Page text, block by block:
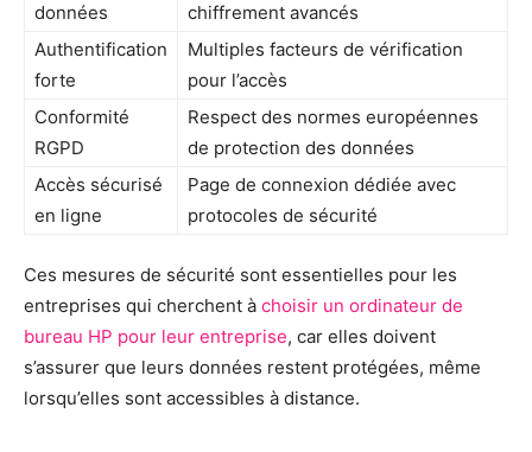
données
chiffrement avancés
Authentification
forte
Multiples facteurs de vérification
pour l’accès
Conformité
RGPD
Respect des normes européennes
de protection des données
Accès sécurisé
en ligne
Page de connexion dédiée avec
protocoles de sécurité
Ces mesures de sécurité sont essentielles pour les
entreprises qui cherchent à choisir un ordinateur de
bureau HP pour leur entreprise, car elles doivent
s’assurer que leurs données restent protégées, même
lorsqu’elles sont accessibles à distance.